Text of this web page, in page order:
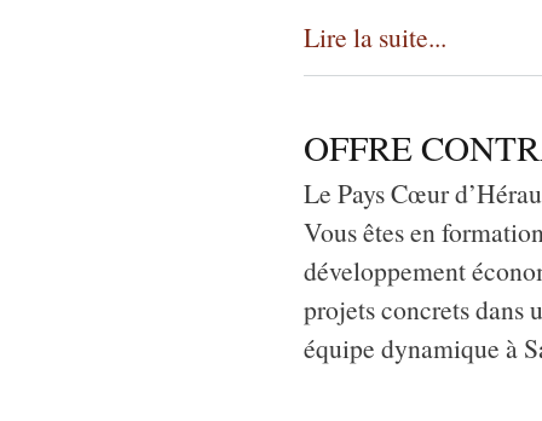
Lire la suite...
OFFRE
Le Pays Cœur
Vous êtes en
développement
projets concrets dans
équipe dynamique à